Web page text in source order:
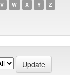
V W X Y Z